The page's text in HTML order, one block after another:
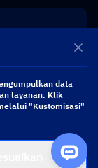
All Rights Reserved.
data
layanan. Klik
"Kustomisasi"